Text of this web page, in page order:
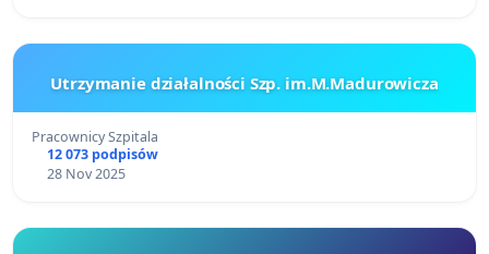
Utrzymanie działalności Szp. im.M.Madurowicza
Pracownicy Szpitala
12 073 podpisów
28 Nov 2025